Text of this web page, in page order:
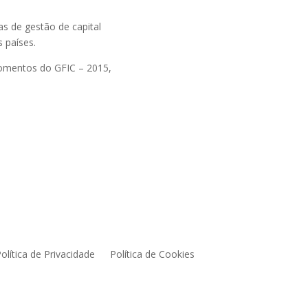
de gestão de capital
países.
do GFIC – 2015,
de Privacidade Política de Cookies